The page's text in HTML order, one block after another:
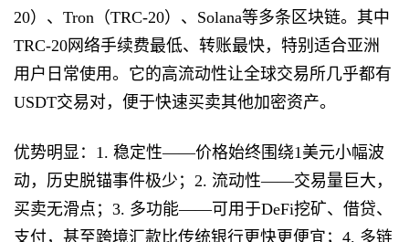
20）、Tron（TRC-20）、Solana等多条区块链。其中
TRC-20网络手续费最低、转账最快，特别适合亚洲
用户日常使用。它的高流动性让全球交易所几乎都有
USDT交易对，便于快速买卖其他加密资产。
优势明显：1. 稳定性——价格始终围绕1美元小幅波
动，历史脱锚事件极少；2. 流动性——交易量巨大，
买卖无滑点；3. 多功能——可用于DeFi挖矿、借贷、
支付，甚至跨境汇款比传统银行更快更便宜；4. 多链